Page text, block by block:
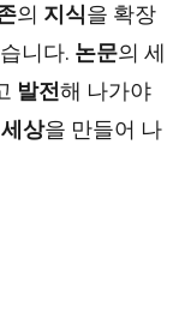
의 지식을 확장
니다. 논문의 세
발전해 나가야
세상을 만들어 나